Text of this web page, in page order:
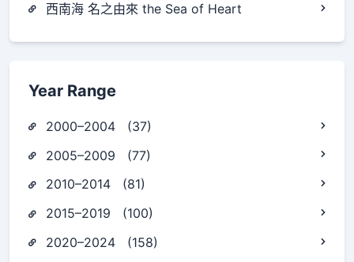
西南海 名之由來 the Sea of Heart
Year Range
2000–2004 (37)
2005–2009 (77)
2010–2014 (81)
2015–2019 (100)
2020–2024 (158)